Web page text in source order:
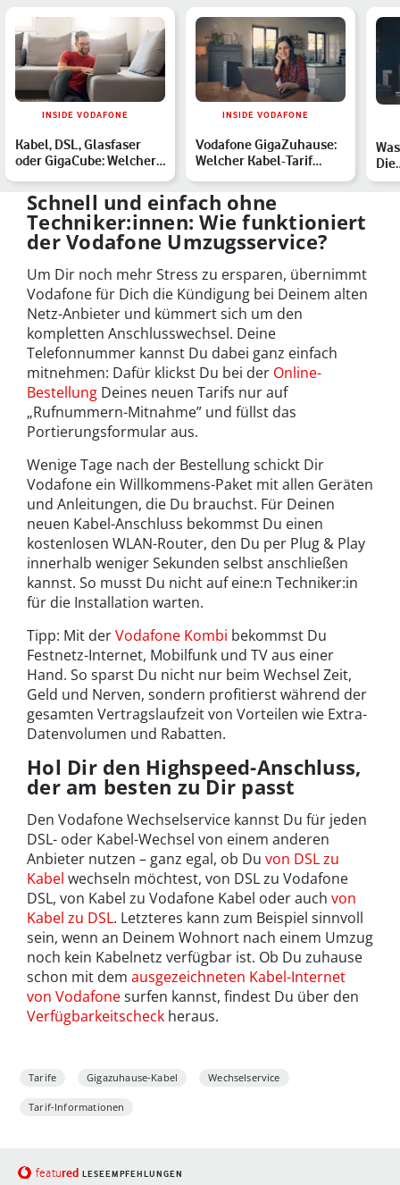
INSIDE VODAFONE
Kabel, DSL, Glasfaser
oder GigaCube: Welcher
INSIDE VODAFONE
Vodafone GigaZuhause:
Welcher Kabel-Tarif
Die
Schnell und einfach ohne
Techniker:innen: Wie funktioniert
der Vodafone Umzugsservice?
Um Dir noch mehr Stress zu ersparen, übernimmt
Vodafone für Dich die Kündigung bei Deinem alten
Netz-Anbieter und kümmert sich um den
kompletten Anschlusswechsel. Deine
Telefonnummer kannst Du dabei ganz einfach
mitnehmen: Dafür klickst Du bei der Online-
Bestellung Deines neuen Tarifs nur auf
„Rufnummern-Mitnahme” und füllst das
Portierungsformular aus.
Wenige Tage nach der Bestellung schickt Dir
Vodafone ein Willkommens-Paket mit allen Geräten
und Anleitungen, die Du brauchst. Für Deinen
neuen Kabel-Anschluss bekommst Du einen
kostenlosen WLAN-Router, den Du per Plug & Play
innerhalb weniger Sekunden selbst anschließen
kannst. So musst Du nicht auf eine:n Techniker:in
für die Installation warten.
Tipp: Mit derVodafone Kombi bekommst Du
Festnetz-Internet, Mobilfunk und TV aus einer
Hand. So sparst Du nicht nur beim Wechsel Zeit,
Geld und Nerven, sondern profitierst während der
gesamten Vertragslaufzeit von Vorteilen wie Extra-
Datenvolumen und Rabatten.
Hol Dir den Highspeed-Anschluss,
der am besten zu Dir passt
Den Vodafone Wechselservice kannst Du für jeden
DSL- oder Kabel-Wechsel von einem anderen
Anbieter nutzen – ganz egal, ob Du von DSL zu
Kabel wechseln möchtest, von DSL zu Vodafone
DSL, von Kabel zu Vodafone Kabel oder auch von
Kabel zu DSL. Letzteres kann zum Beispiel sinnvoll
sein, wenn an Deinem Wohnort nach einem Umzug
noch kein Kabelnetz verfügbar ist. Ob Du zuhause
schon mit dem ausgezeichneten Kabel-Internet
von Vodafonesurfen kannst, findest Du über den
Verfügbarkeitscheck heraus.
Tarife Gigazuhause-Kabel Wechselservice
Tarif-Informationen
featured LESEEMPFEHLUNGEN